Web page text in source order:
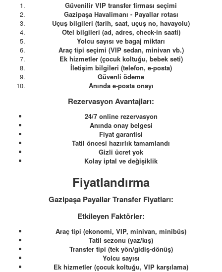
Güvenilir VIP transfer firması seçimi
Gazipaşa Havalimanı - Payallar rotası
Uçuş bilgileri (tarih, saat, uçuş no, havayolu)
Otel bilgileri (ad, adres, check-in saati)
Yolcu sayısı ve bagaj miktarı
Araç tipi seçimi (VIP sedan, minivan vb.)
Ek hizmetler (çocuk koltuğu, bebek seti)
İletişim bilgileri (telefon, e-posta)
Güvenli ödeme
Anında e-posta onayı
Rezervasyon Avantajları:
24/7 online rezervasyon
Anında onay belgesi
Fiyat garantisi
Tatil öncesi hazırlık tamamlandı
Gizli ücret yok
Kolay iptal ve değişiklik
Fiyatlandırma
Gazipaşa Payallar Transfer Fiyatları:
Etkileyen Faktörler:
Araç tipi (ekonomi, VIP, minivan, minibüs)
Tatil sezonu (yaz/kış)
Transfer tipi (tek yön/gidiş-dönüş)
Yolcu sayısı
Ek hizmetler (çocuk koltuğu, VIP karşılama)